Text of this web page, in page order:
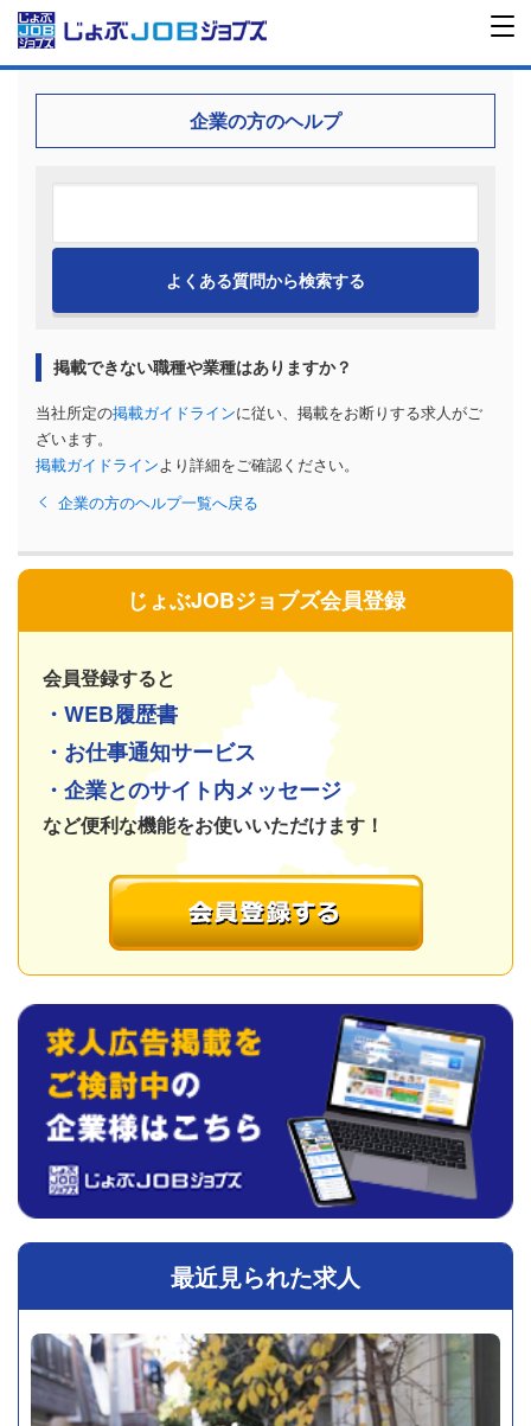
企業の方のヘルプ
掲載できない職種や業種はありますか？
当社所定の掲載ガイドラインに従い、掲載をお断りする求人がご
ざいます。
掲載ガイドラインより詳細をご確認ください。
企業の方のヘルプ一覧へ戻る
じょぶJOBジョブズ会員登録
会員登録すると
・WEB履歴書
・お仕事通知サービス
・企業とのサイト内メッセージ
など便利な機能をお使いいただけます！
最近見られた求人